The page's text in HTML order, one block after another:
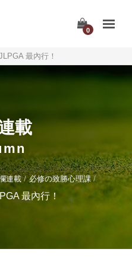
0
最內行！
載
連載 必修の致勝心理課
最內行！